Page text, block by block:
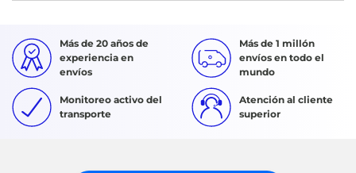
Más de 20 años de
experiencia en
envíos
Más de 1 millón
envíos en todo el
mundo
Monitoreo activo del
transporte
Atención al cliente
superior